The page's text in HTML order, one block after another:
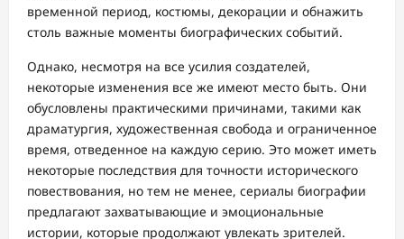
временной период, костюмы, декорации и обнажить
столь важные моменты биографических событий.
Однако, несмотря на все усилия создателей,
некоторые изменения все же имеют место быть. Они
обусловлены практическими причинами, такими как
драматургия, художественная свобода и ограниченное
время, отведенное на каждую серию. Это может иметь
некоторые последствия для точности исторического
повествования, но тем не менее, сериалы биографии
предлагают захватывающие и эмоциональные
истории, которые продолжают увлекать зрителей.